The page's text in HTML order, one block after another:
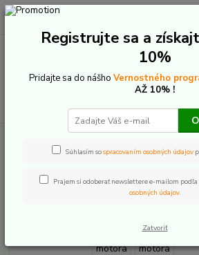
+421 907 20 22 33
motora Bosch BDU3XX
Logo motora Bosch
Registrujte sa a
10%
Pridajte sa do nášho Vernostného
AŽ 10% !
Súhlasím sospracovaním osobných údajov
Prajem si odoberať newslettere e-mailom
osobných údajov.
Zatvoriť